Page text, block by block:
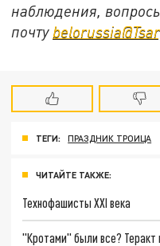
наблюдения,
почту
ТЕГИ: ПРАЗДНИК ТРОИЦА
ЧИТАЙТЕ ТАКЖЕ:
Технофашисты XXI века
"Кротами" были все? Теракт